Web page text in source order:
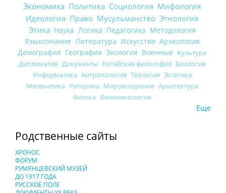
Экономика Политика Социология Мифология
Идеология Право Мусульманство Этнология
Этика Наука Логика Педагогика Методология
Языкознание Литература Искусство Археология
Демография География Экология Военные Культура
Дипломатия Документы Китайская философия Биология
Информатика Антропология Теология Эстетика
Математика Риторика Мировоззрение Архитектура
Физика Феноменология
Еще
Родственные сайты
ХРОНОС
ФОРУМ
РУМЯНЦЕВСКИЙ МУЗЕЙ
ДО 1917 ГОДА
РУССКОЕ ПОЛЕ